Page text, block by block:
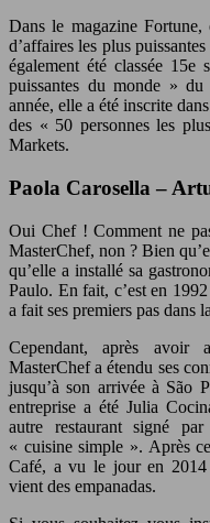
Dans le magazine
d’affaires les plus
également été classée
puissantes du monde »
année, elle a été inscrite
des « 50 personnes les
Markets.
Paola Carosella –
Oui Chef ! Comment ne
MasterChef, non ? Bien
qu’elle a installé sa
Paulo. En fait, c’est en
a fait ses premiers pas dans
Cependant, après avoir
MasterChef a étendu ses
jusqu’à son arrivée à São
entreprise a été Julia
autre restaurant signé
« cuisine simple ». Après
Café, a vu le jour en 2014
vient des empanadas.